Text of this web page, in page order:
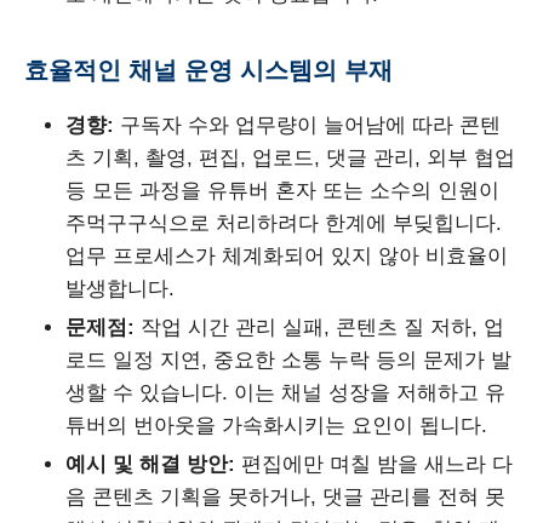
효율적인 채널 운영 시스템의 부재
경향: 구독자 수와 업무량이 늘어남에 따라 콘텐
츠 기획, 촬영, 편집, 업로드, 댓글 관리, 외부 협업
등 모든 과정을 유튜버 혼자 또는 소수의 인원이
주먹구구식으로 처리하려다 한계에 부딪힙니다.
업무 프로세스가 체계화되어 있지 않아 비효율이
발생합니다.
문제점: 작업 시간 관리 실패, 콘텐츠 질 저하, 업
로드 일정 지연, 중요한 소통 누락 등의 문제가 발
생할 수 있습니다. 이는 채널 성장을 저해하고 유
튜버의 번아웃을 가속화시키는 요인이 됩니다.
예시 및 해결 방안: 편집에만 며칠 밤을 새느라 다
음 콘텐츠 기획을 못하거나, 댓글 관리를 전혀 못